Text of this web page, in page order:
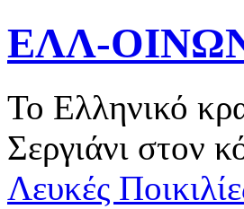
ΕΛΛ-
Το Ελληνικό
Σεργιάνι στον
Λευκές